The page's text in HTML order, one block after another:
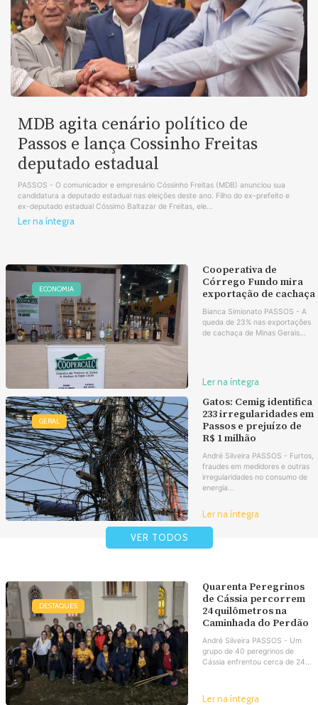
MDB agita cenário político de
Passos e lança Cossinho Freitas
deputado estadual
PASSOS - O comunicador e empresário Cóssinho Freitas (MDB) anunciou sua
candidatura a deputado estadual nas eleições deste ano. Filho do ex-prefeito e
ex-deputado estadual Cóssimo Baltazar de Freitas, ele...
Ler na íntegra
ECONOMIA
Cooperativa de
Córrego Fundo mira
exportação de cachaça
Bianca Simionato PASSOS - A
queda de 23% nas exportações
de cachaça de Minas Gerais...
Ler na íntegra
GERAL
Gatos: Cemig identifica
233 irregularidades em
Passos e prejuízo de
R$ 1 milhão
André Silveira PASSOS - Furtos,
fraudes em medidores e outras
irregularidades no consumo de
energia...
Ler na íntegra
VER TODOS
DESTAQUES
Quarenta Peregrinos
de Cássia percorrem
24 quilômetros na
Caminhada do Perdão
André Silveira PASSOS - Um
grupo de 40 peregrinos de
Cássia enfrentou cerca de 24...
Ler na íntegra